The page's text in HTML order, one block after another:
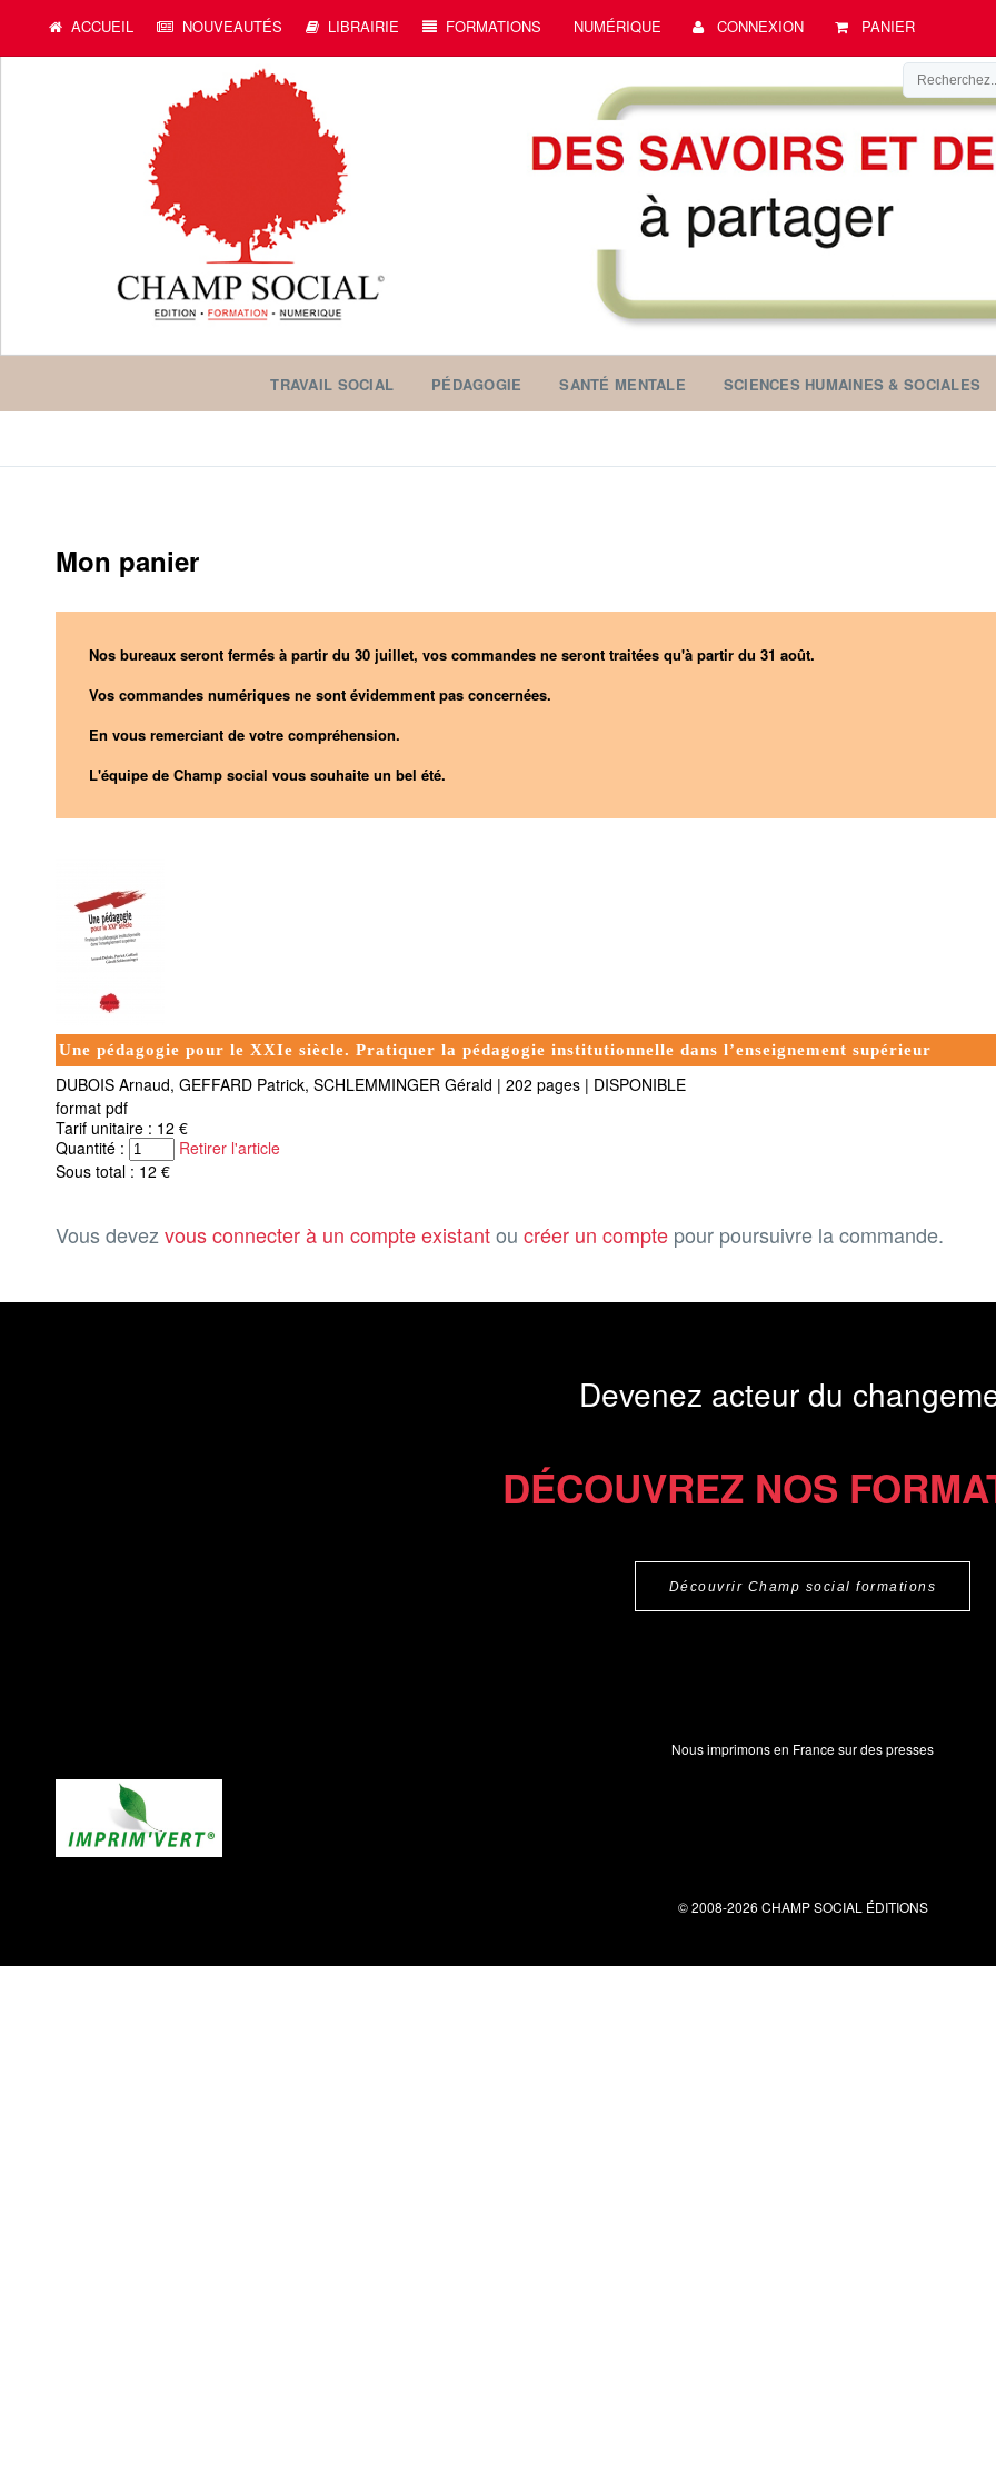
ACCUEIL NOUVEAUTÉS LIBRAIRIE FORMATIONS NUMÉRIQUE CONNEXION PANIER
TRAVAIL SOCIAL PÉDAGOGIE SANTÉ MENTALE SCIENCES HUMAINES & SOCIALES
Mon panier
Nos bureaux seront fermés à partir du 30 juillet, vos commandes ne seront traitées qu'à partir du 31 août.
Vos commandes numériques ne sont évidemment pas concernées.
En vous remerciant de votre compréhension.
L'équipe de Champ social vous souhaite un bel été.
Une pédagogie pour le XXIe siècle. Pratiquer la pédagogie institutionnelle dans l’enseignement supérieur
DUBOIS Arnaud, GEFFARD Patrick, SCHLEMMINGER Gérald | 202 pages | DISPONIBLE
format pdf
Tarif unitaire : 12 €
Quantité :
Retirer l'article
Sous total : 12 €
Vous devezvous connecter à un compte existantou créer un compte pour poursuivre la commande.
Devenez acteur du
DÉCOUVREZ NOS
Découvrir Champ social formations
Nous imprimons en France sur des presses
© 2008-2026 CHAMP SOCIAL ÉDITIONS